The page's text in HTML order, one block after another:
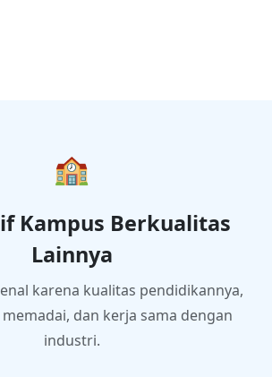
🏫
Kampus Berkualitas
Lainnya
karena kualitas pendidikannya,
dan kerja sama dengan
industri.